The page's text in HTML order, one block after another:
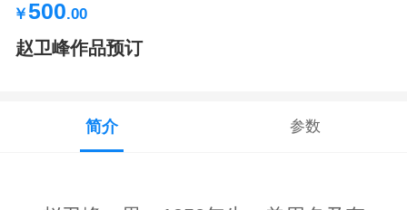
￥500.00
赵卫峰作品预订
简介 参数